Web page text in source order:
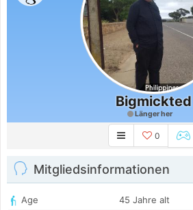
Bigmickted
Länger her
0
Mitgliedsinformationen
Age
45 Jahre alt